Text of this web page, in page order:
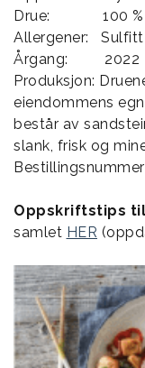
Drue: 100 %
Allergener: Sulfitt
Årgang: 2022
Produksjon:
eiendommens
består av
slank, frisk og
Oppskriftstips
samlet HER